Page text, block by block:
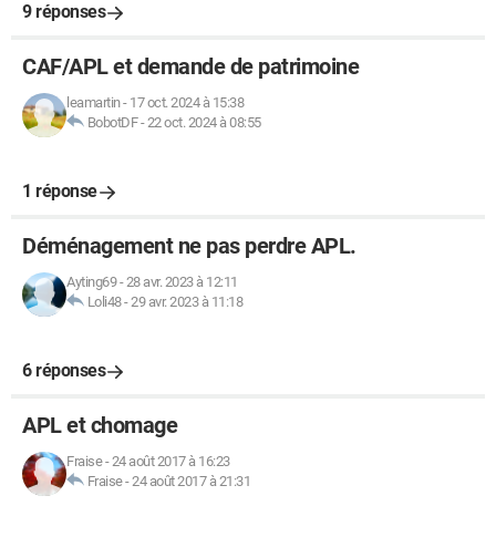
9 réponses
CAF/APL et demande de patrimoine
leamartin- 17 oct. 2024 à 15:38
BobotDF-22 oct. 2024 à 08:55
1 réponse
Déménagement ne pas perdre APL.
Ayting69-28 avr. 2023 à 12:11
Loli48-29 avr. 2023 à 11:18
6 réponses
APL et chomage
Fraise-24 août 2017 à 16:23
Fraise-24 août 2017 à 21:31